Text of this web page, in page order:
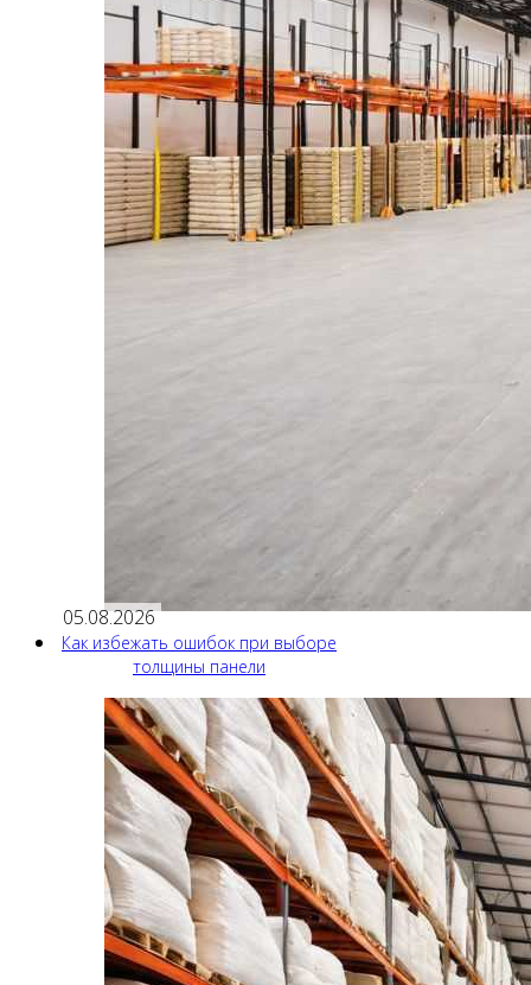
05.08.2026
Как избежать ошибок при выборе
толщины панели